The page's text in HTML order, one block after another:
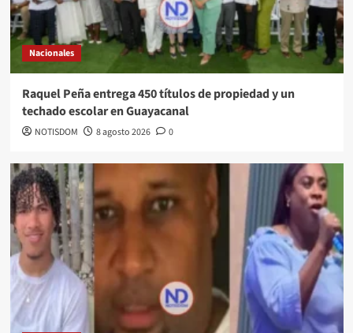
Nacionales
Raquel Peña entrega 450 títulos de propiedad y un
techado escolar en Guayacanal
NOTISDOM 8 agosto 2026 0